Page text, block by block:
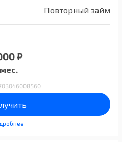
Повторный займ
₽